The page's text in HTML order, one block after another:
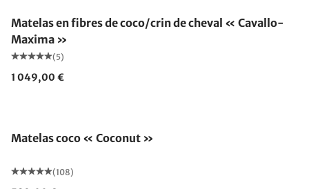
Matelas en fibres de coco/crin de cheval « Cavallo-
Maxima »
(5)
1 049,00 €
Matelas coco « Coconut »
(108)